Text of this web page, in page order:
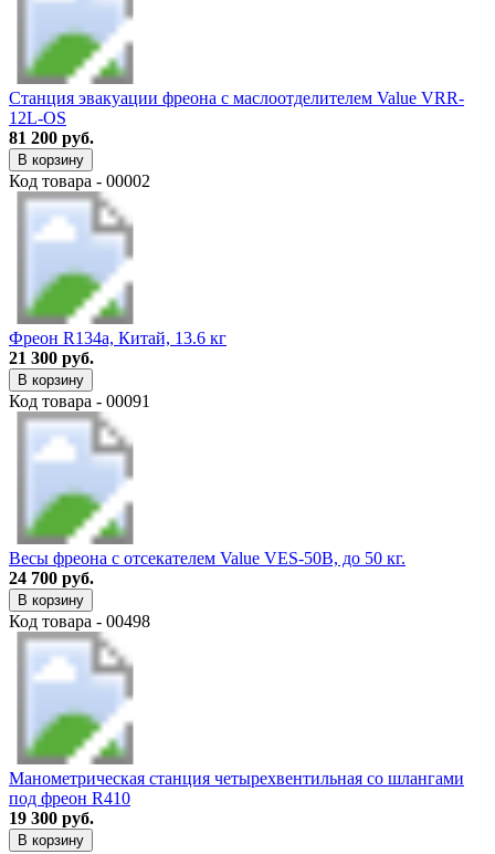
Станция эвакуации фреона с маслоотделителем Value VRR-
12L-OS
81 200 руб.
В корзину
Код товара - 00002
Фреон R134a, Китай, 13.6 кг
21 300 руб.
В корзину
Код товара - 00091
Весы фреона с отсекателем Value VES-50B, до 50 кг.
24 700 руб.
В корзину
Код товара - 00498
Манометрическая станция четырехвентильная со шлангами
под фреон R410
19 300 руб.
В корзину